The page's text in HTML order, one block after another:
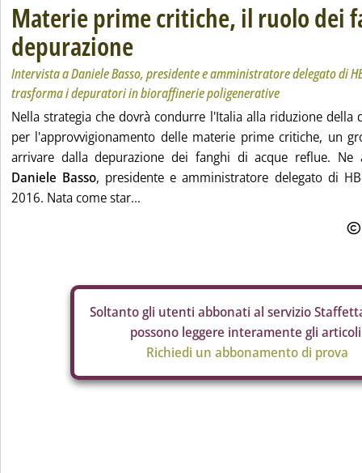
Materie prime critiche, il ruolo dei
depurazione
Intervista a Daniele Basso, presidente e amministratore delegato di
trasforma i depuratori in bioraffinerie poligenerative
Nella strategia che dovrà condurre l'Italia alla riduzione della
per l'approvvigionamento delle materie prime critiche, un
arrivare dalla depurazione dei fanghi di acque reflue. Ne
Daniele Basso, presidente e amministratore delegato di
2016. Nata come star...
Soltanto gli utenti abbonati al servizio
possono leggere interamente gli
Richiedi un abbonamento di prova